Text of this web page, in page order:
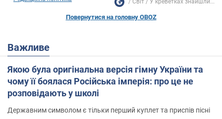
Світ У креветках знайшли...
Повернутися на головну OBOZ
Важливе
Якою була оригінальна версія гімну України та
чому її боялася Російська імперія: про це не
розповідають у школі
Державним символом є тільки перший куплет та приспів пісні